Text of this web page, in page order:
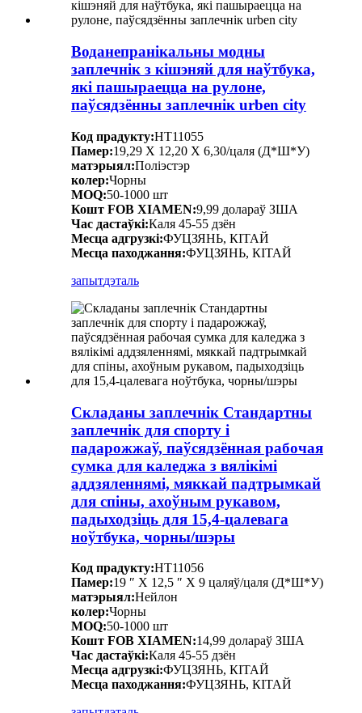
Воданепранікальны модны
заплечнік з кішэняй для наўтбука,
які пашыраецца на рулоне,
паўсядзённы заплечнік urben city
Код прадукту:HT11055
Памер:19,29 X 12,20 X 6,30/цаля (Д*Ш*У)
матэрыял:Поліэстэр
колер:Чорны
MOQ:50-1000 шт
Кошт FOB XIAMEN:9,99 долараў ЗША
Час дастаўкі:Каля 45-55 дзён
Месца адгрузкі:ФУЦЗЯНЬ, КІТАЙ
Месца паходжання:ФУЦЗЯНЬ, КІТАЙ
запытдэталь
Складаны заплечнік Стандартны
заплечнік для спорту і
падарожжаў, паўсядзённая рабочая
сумка для каледжа з вялікімі
аддзяленнямі, мяккай падтрымкай
для спіны, ахоўным рукавом,
падыходзіць для 15,4-цалевага
ноўтбука, чорны/шэры
Код прадукту:HT11056
Памер:19 ″ X 12,5 ″ X 9 цаляў/цаля (Д*Ш*У)
матэрыял:Нейлон
колер:Чорны
MOQ:50-1000 шт
Кошт FOB XIAMEN:14,99 долараў ЗША
Час дастаўкі:Каля 45-55 дзён
Месца адгрузкі:ФУЦЗЯНЬ, КІТАЙ
Месца паходжання:ФУЦЗЯНЬ, КІТАЙ